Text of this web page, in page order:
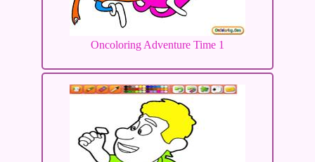
Oncoloring Adventure Time 1